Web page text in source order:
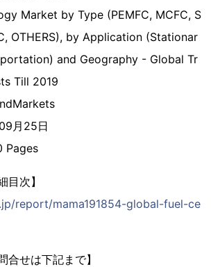
Market by Type (PEMFC, MCFC, S
OTHERS), by Application (Stationar
and Geography - Global Tr
Till 2019
月25日
Pages
目次】
report/mama191854-global-fuel-ce
合せは下記まで】